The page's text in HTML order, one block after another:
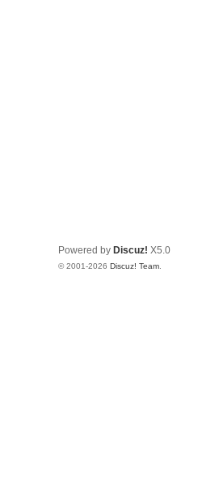
Powered by Discuz! X5.0
© 2001-2026 Discuz! Team